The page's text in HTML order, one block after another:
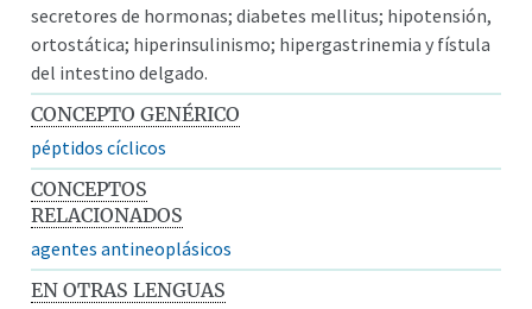
secretores de hormonas; diabetes mellitus; hipotensión,
ortostática; hiperinsulinismo; hipergastrinemia y fístula
del intestino delgado.
CONCEPTO GENÉRICO
péptidos cíclicos
CONCEPTOS
RELACIONADOS
agentes antineoplásicos
EN OTRAS LENGUAS